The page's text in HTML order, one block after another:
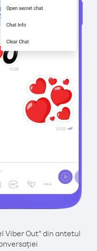
Viber Out” din antetul